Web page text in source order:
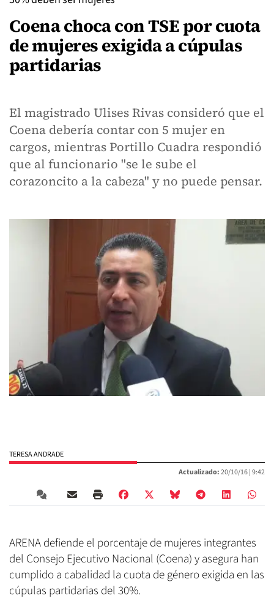
Coena choca con TSE por cuota
de mujeres exigida a cúpulas
partidarias
El magistrado Ulises Rivas consideró que el
Coena debería contar con 5 mujer en
cargos, mientras Portillo Cuadra respondió
que al funcionario "se le sube el
corazoncito a la cabeza" y no puede pensar.
TERESA ANDRADE
Actualizado:20/10/16 |9:42
ARENA defiende el porcentaje de mujeres integrantes
del Consejo Ejecutivo Nacional (Coena) y asegura han
cumplido a cabalidad la cuota de género exigida en las
cúpulas partidarias del 30%.